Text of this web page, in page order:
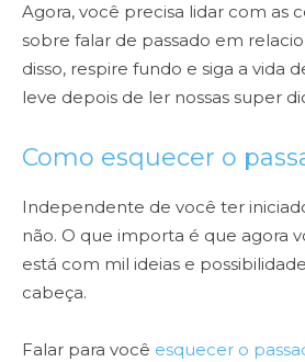
Agora, você precisa lidar com as
sobre falar de passado em
disso, respire fundo e siga a vida
leve depois de ler nossas super
Como esquecer o
Independente de você ter
não. O que importa é que agora
está com mil ideias e
cabeça.
Falar para você esquecer o